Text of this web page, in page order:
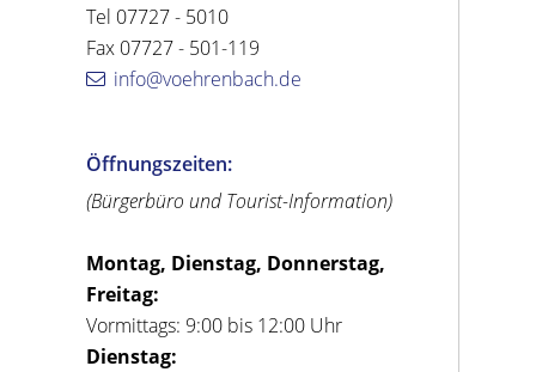
Tel 07727 - 5010
Fax 07727 - 501-119
info@voehrenbach.de
Öffnungszeiten:
(Bürgerbüro und Tourist-Information)
Montag, Dienstag, Donnerstag,
Freitag:
Vormittags: 9:00 bis 12:00 Uhr
Dienstag: